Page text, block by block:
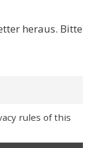
heraus. Bitte
rules of this